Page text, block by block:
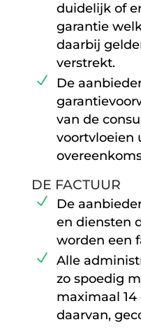
duidelijk of
garantie
daarbij
verstrekt.
De
van de
voortvloeien
DE FACTUUR
De
en diensten
worden een
Alle
zo spoedig
maximaal
daarvan,